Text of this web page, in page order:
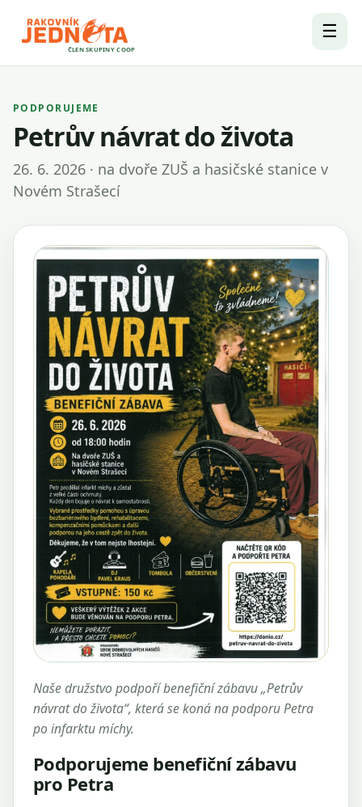
ČLEN SKUPINY COOP
☰
PODPORUJEME
Petrův návrat do života
26. 6. 2026 · na dvoře ZUŠ a hasičské stanice v
Novém Strašecí
Naše družstvo podpoří benefiční zábavu „Petrův
návrat do života“, která se koná na podporu Petra
po infarktu míchy.
Podporujeme benefiční zábavu
pro Petra